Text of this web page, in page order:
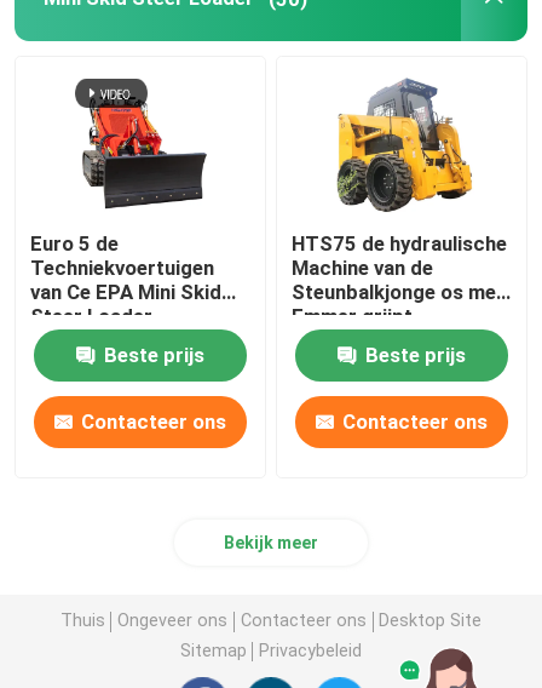
Euro 5 de
Techniekvoertuigen
van Ce EPA Mini Skid
Steer Loader
Multifunctional
Beste prijs
Contacteer ons
HTS75 de hydraulische
Machine van de
Steunbalkjonge os met
Emmer grijpt
Gehechtheid vast
Beste prijs
Contacteer ons
Bekijk meer
Thuis Ongeveer ons Contacteer ons
Desktop Site
Sitemap
Privacybeleid